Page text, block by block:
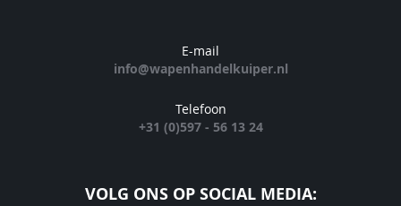
E-mail
info@wapenhandelkuiper.nl
Telefoon
+31 (0)597 - 56 13 24
VOLG ONS OP SOCIAL MEDIA: